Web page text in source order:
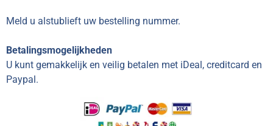
Meld u alstublieft uw bestelling nummer.
Betalingsmogelijkheden
U kunt gemakkelijk en veilig betalen met iDeal, creditcard en
Paypal.